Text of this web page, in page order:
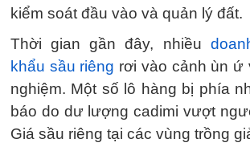
kiểm soát đầu vào và quản lý đất.
Thời gian gần đây, nhiều
khẩu sầu riêng rơi vào cảnh ùn ứ
nghiệm. Một số lô hàng bị phía
báo do dư lượng cadimi vượt
Giá sầu riêng tại các vùng trồng